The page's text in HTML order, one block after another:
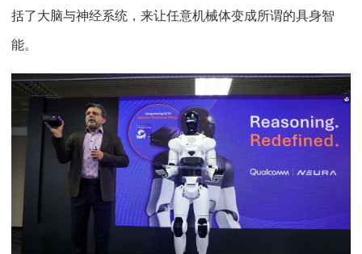
括了大脑与神经系统，来让任意机械体变成所谓的具身智
能。